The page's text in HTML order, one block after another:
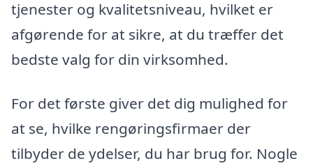
tjenester og kvalitetsniveau, hvilket er
afgørende for at sikre, at du træffer det
bedste valg for din virksomhed.
For det første giver det dig mulighed for
at se, hvilke rengøringsfirmaer der
tilbyder de ydelser, du har brug for. Nogle